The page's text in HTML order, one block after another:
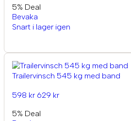
5% Deal
Bevaka
Snart i lager igen
Trailervinsch 545 kg med band
598 kr 629 kr
5% Deal